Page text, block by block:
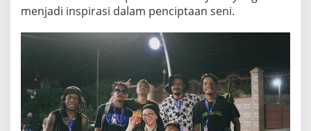
menjadi inspirasi dalam penciptaan seni.